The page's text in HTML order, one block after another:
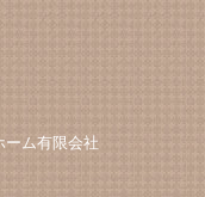
ーム有限会社